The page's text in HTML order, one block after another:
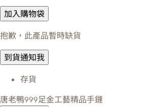
加入購物袋
抱歉，此產品暫時缺貨
到貨通知我
存貨
唐老鴨999足金工藝精品手鏈